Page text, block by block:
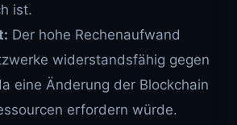
ist.
Der hohe Rechenaufwand
widerstandsfähig gegen
eine Änderung der Blockchain
erfordern würde.